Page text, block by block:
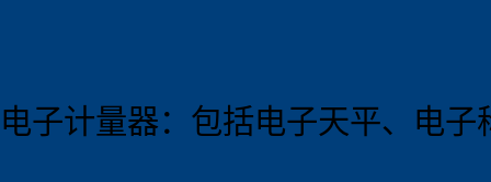
电子计量器：包括电子天平、电